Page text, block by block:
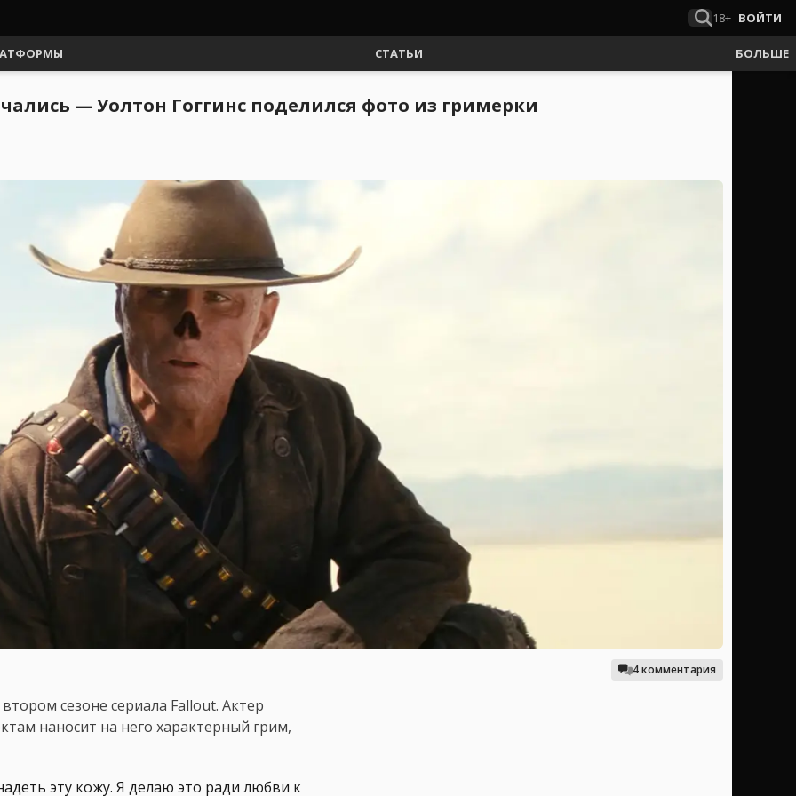
18+ ВОЙТИ
СТАТЬИ БОЛЬШЕ
— Уолтон Гоггинс поделился фото из гримерки
4 комментария
сезоне сериала Fallout. Актер
наносит на него характерный грим,
эту кожу. Я делаю это ради любви к